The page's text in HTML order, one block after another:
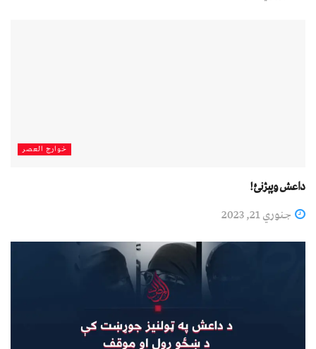
خوارج العصر
داعش وپېژنئ!
جنوري 21, 2023